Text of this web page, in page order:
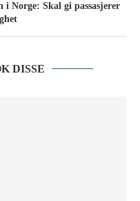
i Norge: Skal gi passasjerer
DISSE